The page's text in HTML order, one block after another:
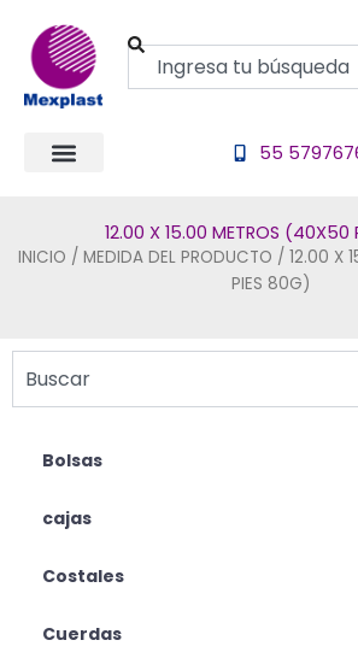
contenido
Buscar
55
12.00 X 15.00 METROS (40X50
INICIO / MEDIDA DEL PRODUCTO / 12.00 X
PIES 80G)
Bolsas
cajas
Costales
Cuerdas